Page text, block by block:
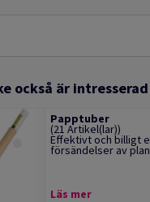
också är
Papptuber
(21 Artikel(lar))
Effektivt och billigt
försändelser av
Läs mer